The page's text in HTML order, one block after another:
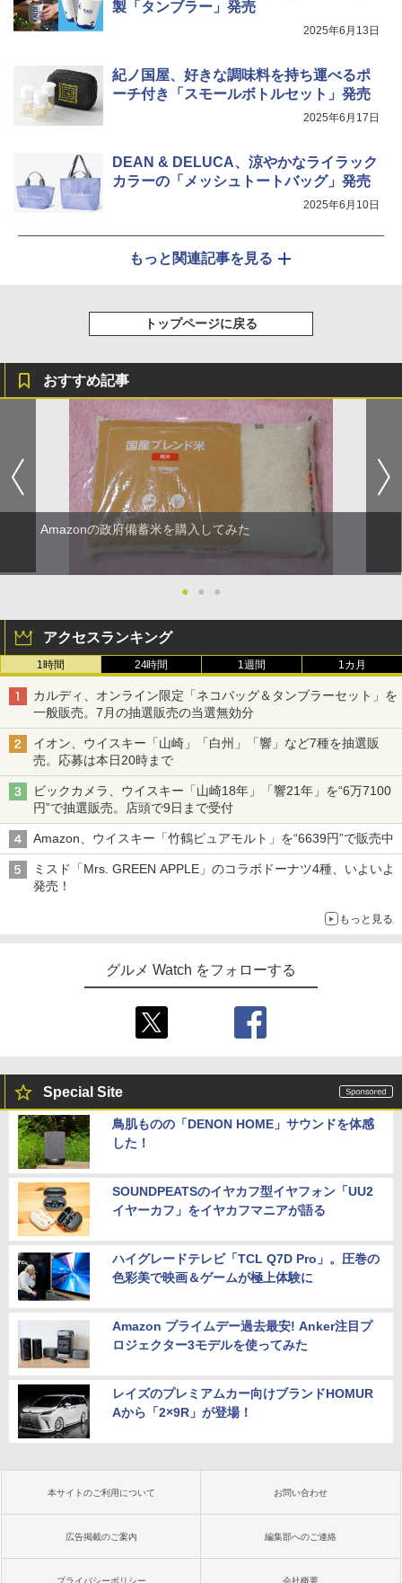
シャープ ウォーターオーブン ヘルシオ
AX-XJ1-B ブラック 30L 2段調理 コンベ
製「タンブラー」発売
2025年6月13日
紀ノ国屋、好きな調味料を持ち運べるポ
ーチ付き「スモールボトルセット」発売
2025年6月17日
DEAN & DELUCA、涼やかなライラック
カラーの「メッシュトートバッグ」発売
2025年6月10日
もっと関連記事を見る
トップページに戻る
おすすめ記事
Amazonの政府備蓄米を購入してみた
● ● ●
アクセスランキング
1時間 24時間 1週間 1カ月
カルディ、オンライン限定「ネコバッグ＆タンブラーセット」を
一般販売。7月の抽選販売の当選無効分
イオン、ウイスキー「山崎」「白州」「響」など7種を抽選販
売。応募は本日20時まで
ビックカメラ、ウイスキー「山崎18年」「響21年」を“6万7100
円”で抽選販売。店頭で9日まで受付
Amazon、ウイスキー「竹鶴ピュアモルト」を“6639円”で販売中
ミスド「Mrs. GREEN APPLE」のコラボドーナツ4種、いよいよ
発売！
もっと見る
グルメ Watch をフォローする
Special Site
鳥肌ものの「DENON HOME」サウンドを体感
した！
SOUNDPEATSのイヤカフ型イヤフォン「UU2
イヤーカフ」をイヤカフマニアが語る
ハイグレードテレビ「TCL Q7D Pro」。圧巻の
色彩美で映画＆ゲームが極上体験に
Amazon プライムデー過去最安! Anker注目プ
ロジェクター3モデルを使ってみた
レイズのプレミアムカー向けブランドHOMUR
Aから「2×9R」が登場！
本サイトのご利用について お問い合わせ
広告掲載のご案内 編集部へのご連絡